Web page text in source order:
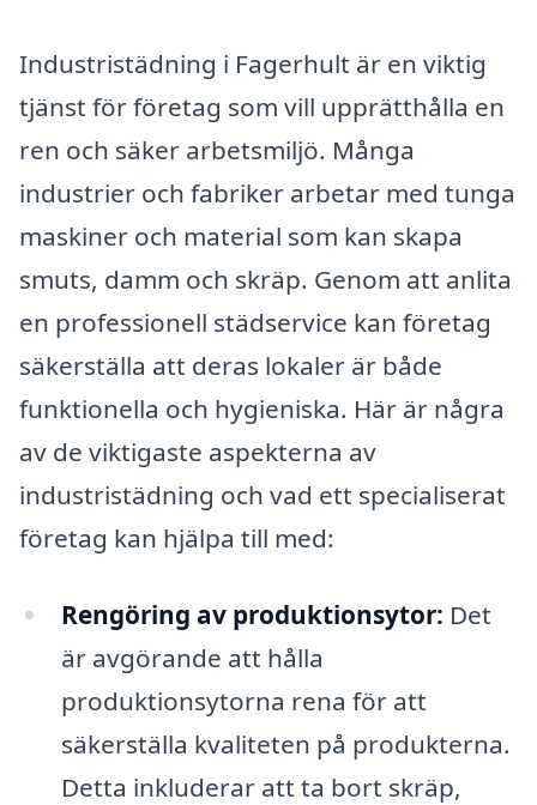
Industristädning i Fagerhult är en viktig
tjänst för företag som vill upprätthålla en
ren och säker arbetsmiljö. Många
industrier och fabriker arbetar med tunga
maskiner och material som kan skapa
smuts, damm och skräp. Genom att anlita
en professionell städservice kan företag
säkerställa att deras lokaler är både
funktionella och hygieniska. Här är några
av de viktigaste aspekterna av
industristädning och vad ett specialiserat
företag kan hjälpa till med:
Rengöring av produktionsytor: Det
är avgörande att hålla
produktionsytorna rena för att
säkerställa kvaliteten på produkterna.
Detta inkluderar att ta bort skräp,